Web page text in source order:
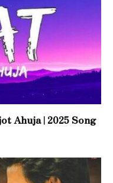
Ahuja | 2025 Song